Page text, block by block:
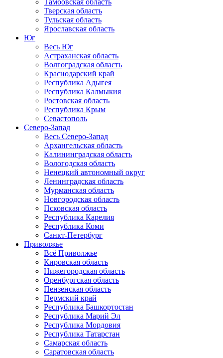
Тамбовская область
Тверская область
Тульская область
Ярославская область
Юг
Весь Юг
Астраханская область
Волгоградская область
Краснодарский край
Республика Адыгея
Республика Калмыкия
Ростовская область
Республика Крым
Севастополь
Северо-Запад
Весь Северо-Запад
Архангельская область
Калининградская область
Вологодская область
Ненецкий автономный округ
Ленинградская область
Мурманская область
Новгородская область
Псковская область
Республика Карелия
Республика Коми
Санкт-Петербург
Приволжье
Всё Приволжье
Кировская область
Нижегородская область
Оренбургская область
Пензенская область
Пермский край
Республика Башкортостан
Республика Марий Эл
Республика Мордовия
Республика Татарстан
Самарская область
Саратовская область